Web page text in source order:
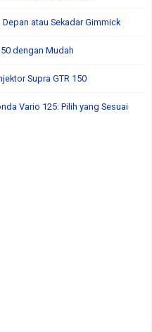
atau Sekadar Gimmick
dengan Mudah
Supra GTR 150
Vario 125: Pilih yang Sesuai